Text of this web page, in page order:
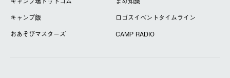
キャンプ飯
ロゴスイベントタイムライン
おあそびマスターズ
CAMP RADIO